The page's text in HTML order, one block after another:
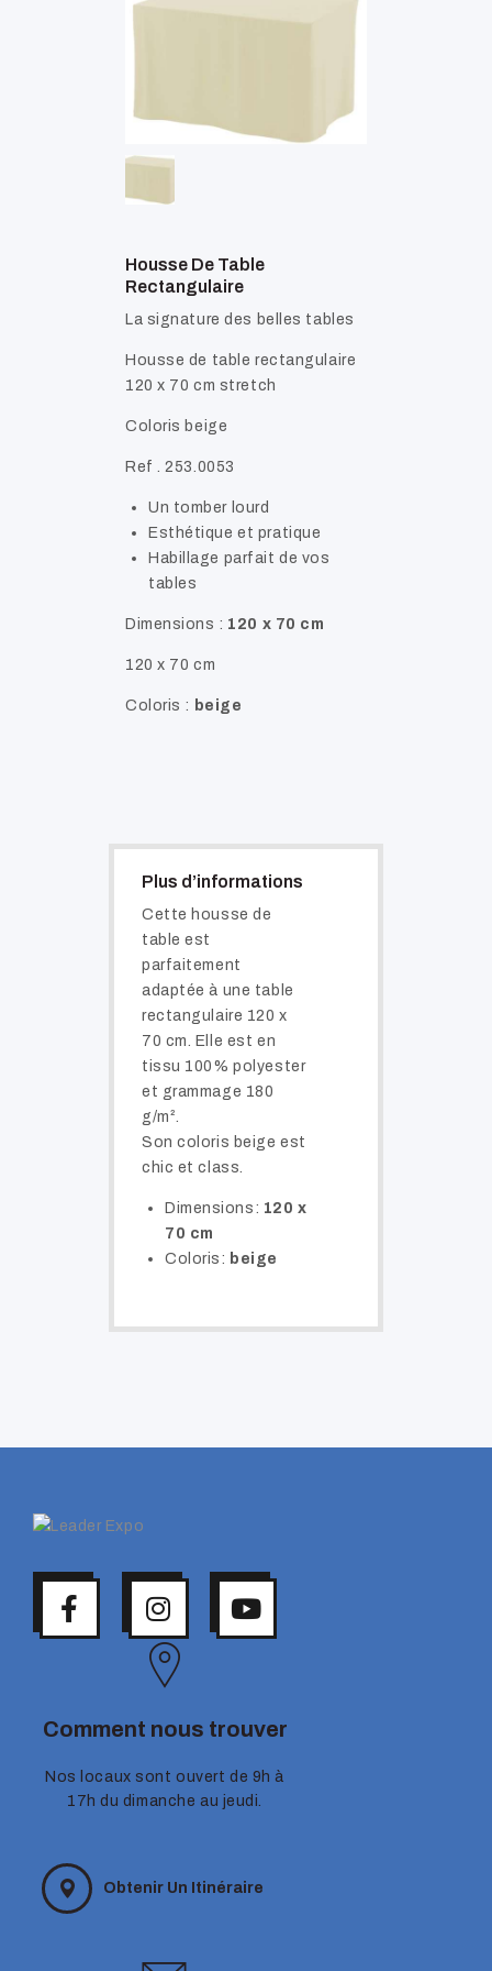
Housse De Table
Rectangulaire
La signature des belles tables
Housse de table rectangulaire
120 x 70 cm stretch
Coloris beige
Ref . 253.0053
Un tomber lourd
Esthétique et pratique
Habillage parfait de vos
tables
Dimensions : 120 x 70 cm
120 x 70 cm
Coloris : beige
Plus d’informations
Cette housse de
table est
parfaitement
adaptée à une table
rectangulaire 120 x
70 cm. Elle est en
tissu 100% polyester
et grammage 180
g/m².
Son coloris beige est
chic et class.
Dimensions: 120 x
70 cm
Coloris: beige
Comment nous trouver
Nos locaux sont ouvert de 9h à
17h du dimanche au jeudi.
Obtenir Un Itinéraire